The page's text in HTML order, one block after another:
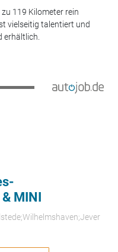
119 Kilometer rein
vielseitig talentiert und
erhältlich.
MINI